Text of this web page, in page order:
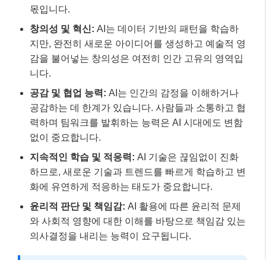
지속적인 학습 및 적응력:
화에 유연하게 적응하는 태도가 중요합니다.
윤리적 판단 및 책임감:AI 활용에 따른 윤리적 문제
와 사회적 영향에 대한 이해를 바탕으로 책임감 있는
📌 알아두세요!
2026년 채용 시장에서는 ‘경력’이나 ‘학력’보다
Based Hiring)’이 확산될 것입니다. 이는 미래 직무
에서 성과를 낼 수 있는 구체적인 스킬을 보유했는
지를 검증하는 방향으로 전환되고 있음을 의미합
니다.